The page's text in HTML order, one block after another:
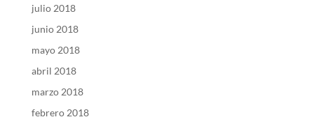
julio 2018
junio 2018
mayo 2018
abril 2018
marzo 2018
febrero 2018